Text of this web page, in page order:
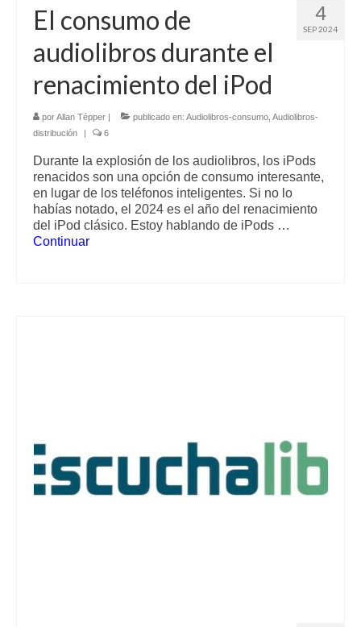
4
SEP 2024
El consumo de
audiolibros durante el
renacimiento del iPod
porAllan Tépper publicado en: Audiolibros-consumo Audiolibros-
distribución
6
Durante la explosión de los audiolibros, los iPods
renacidos son una opción de consumo interesante,
en lugar de los teléfonos inteligentes. Si no lo
habías notado, el 2024 es el año del renacimiento
del iPod clásico. Estoy hablando de iPods …
Continuar